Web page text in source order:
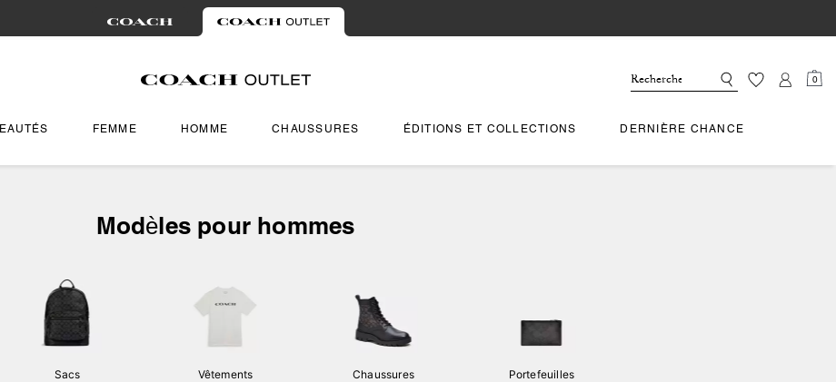
0
FEMME HOMME CHAUSSURES ÉDITIONS ET COLLECTIONS DERNIÈRE CHANCE
Modèles pour hommes
Sacs Vêtements Chaussures Portefeuilles